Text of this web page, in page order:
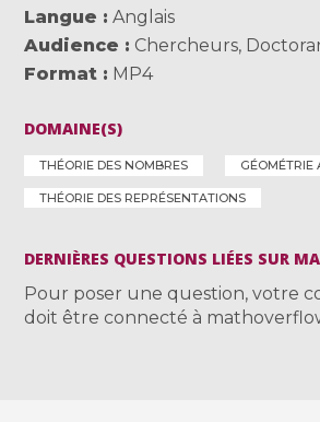
Langue
Anglais
Audience
Chercheurs,
Format
MP4
DOMAINE(S)
THÉORIE DES NOMBRES GÉOMÉTRIE
THÉORIE DES REPRÉSENTATIONS
DERNIÈRES QUESTIONS LIÉES SUR
Pour poser une question, votre
doit être connecté à